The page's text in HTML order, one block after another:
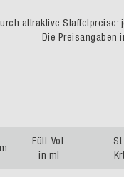
attraktive
Die Preisangaben
Füll-Vol.
in ml